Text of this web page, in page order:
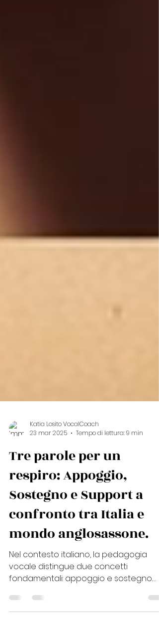
23 mar 2025
Tempo di lettura: 9 min
Tre parole per un
respiro: Appoggio,
Sostegno e Support a
confronto tra Italia e
mondo anglosassone.
Nel contesto italiano, la pedagogia
fondamentali: appoggio e sostegno.
Due termini che descrivono funzioni